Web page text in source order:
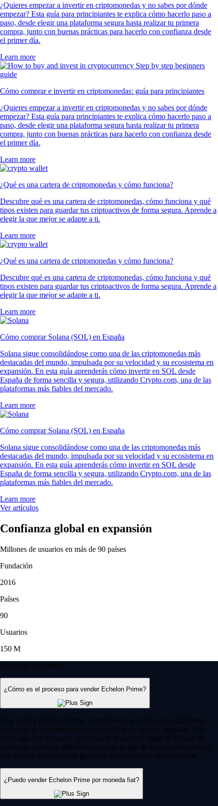
¿Quieres empezar a invertir en criptomonedas y no sabes por dónde
empezar? Esta guía para principiantes te explica cómo hacerlo paso a
paso, desde elegir una plataforma segura hasta realizar tu primera
compra, junto con buenas prácticas para hacerlo con confianza desde
el primer día.
Learn more
Cómo comprar e invertir en criptomonedas: guía para principiantes
¿Quieres empezar a invertir en criptomonedas y no sabes por dónde
empezar? Esta guía para principiantes te explica cómo hacerlo paso a
paso, desde elegir una plataforma segura hasta realizar tu primera
compra, junto con buenas prácticas para hacerlo con confianza desde
el primer día.
Learn more
¿Qué es una cartera de criptomonedas y cómo funciona?
Descubre qué es una cartera de criptomonedas, cómo funciona y qué
tipos existen para guardar tus criptoactivos de forma segura. Aprende a
elegir la que mejor se adapte a ti.
Learn more
¿Qué es una cartera de criptomonedas y cómo funciona?
Descubre qué es una cartera de criptomonedas, cómo funciona y qué
tipos existen para guardar tus criptoactivos de forma segura. Aprende a
elegir la que mejor se adapte a ti.
Learn more
Cómo comprar Solana (SOL) en España
Solana sigue consolidándose como una de las criptomonedas más
destacadas del mundo, impulsada por su velocidad y su ecosistema en
expansión. En esta guía aprenderás cómo invertir en SOL desde
España de forma sencilla y segura, utilizando Crypto.com, una de las
plataformas más fiables del mercado.
Learn more
Cómo comprar Solana (SOL) en España
Solana sigue consolidándose como una de las criptomonedas más
destacadas del mundo, impulsada por su velocidad y su ecosistema en
expansión. En esta guía aprenderás cómo invertir en SOL desde
España de forma sencilla y segura, utilizando Crypto.com, una de las
plataformas más fiables del mercado.
Learn more
Ver artículos
Confianza global en expansión
Millones de usuarios en más de 90 países
Fundación
2016
Países
90
Usuarios
150 M
Preguntas frecuentes
¿Cómo es el proceso para vender Echelon Prime?
Para vender Echelon Prime, normalmente se utiliza una plataforma o
exchange de criptomonedas para cambiar tus activos digitales. Solo
tienes que ir a tu cartera, seleccionar el activo y elegir el método de
cobro que prefieras. Plataformas como la app de Crypto.com ofrecen
una interfaz intuitiva para gestionar estos cambios cómodamente.
¿Puedo vender Echelon Prime por moneda fiat?